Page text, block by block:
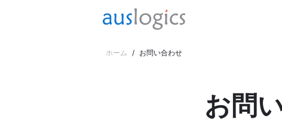
ホーム / お問い合わせ
お問